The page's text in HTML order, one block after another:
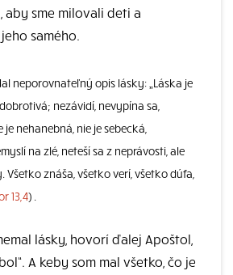
aby sme milovali deti a
samého.
neporovnateľný opis lásky: „Láska je
nezávidí, nevypína sa,
nehanebná, nie je sebecká,
na zlé, neteší sa z neprávosti, ale
Všetko znáša, všetko verí, všetko dúfa,
13,4) .
lásky, hovorí ďalej Apoštol,
A keby som mal všetko, čo je